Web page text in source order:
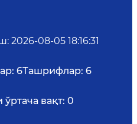
: 2026-08-05 18:16:31
6Ташрифлар: 6
ўртача вақт: 0